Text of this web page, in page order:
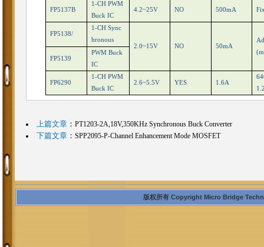
FP5137B
1-CH PWM
Buck IC
4.2~25V NO 500mA
FP5138/
1-CH Sync
hronous
2.0~15V
NO 50mA
FP5139
PWM Buck
IC
FP6290
1-CH PWM
Buck IC
2.6~5.5V YES 1.6A
上篇文章： PT1203-2A,18V,350KHz Synchronous Buck Converter
下篇文章： SPP2095-P-Channel Enhancement Mode MOSFET
版权所有 Copyright Micro Bridge